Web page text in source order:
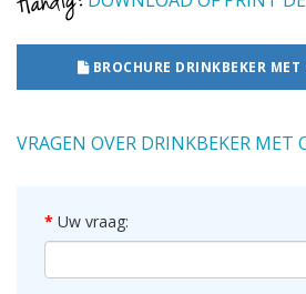
BROCHURE DRINKBEKER
VRAGEN OVER DRINKBEKER MET
Uw vraag: